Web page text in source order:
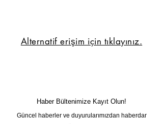
Alternatif erişim için tıklayınız.
Haber Bültenimize Kayıt Olun!
Güncel haberler ve duyurularımızdan haberdar